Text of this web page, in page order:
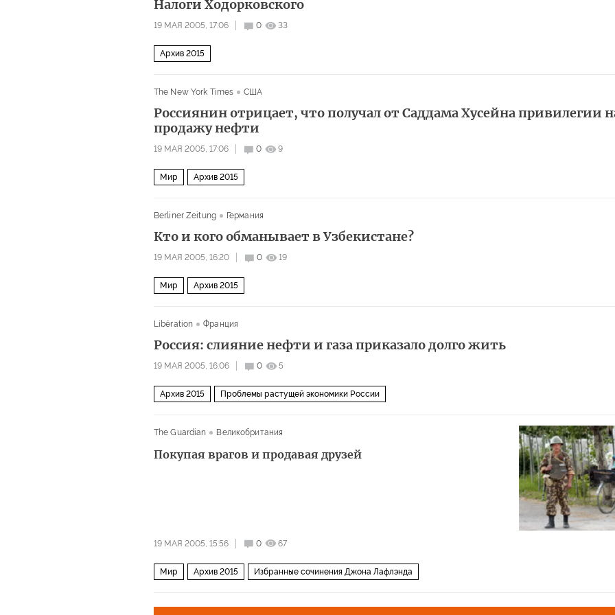
Налоги Ходорковского
19 МАЯ 2005, 17:06 0 33
Архив 2015
The New York Times США
Россиянин отрицает, что получал от Саддама Хусейна привилегии
продажу нефти
19 МАЯ 2005, 17:06 0 9
Мир Архив 2015
Berliner Zeitung Германия
Кто и кого обманывает в Узбекистане?
19 МАЯ 2005, 16:20 0 19
Мир Архив 2015
Libération Франция
Россия: слияние нефти и газа приказало долго жить
19 МАЯ 2005, 16:06 0 5
Архив 2015 Проблемы растущей экономики России
The Guardian Великобритания
Покупая врагов и продавая друзей
19 МАЯ 2005, 15:56 0 67
Мир Архив 2015 Избранные сочинения Джона Лафлэнда